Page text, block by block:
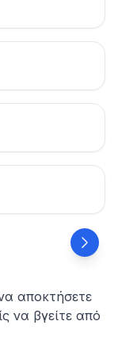
αποκτήσετε
να βγείτε από